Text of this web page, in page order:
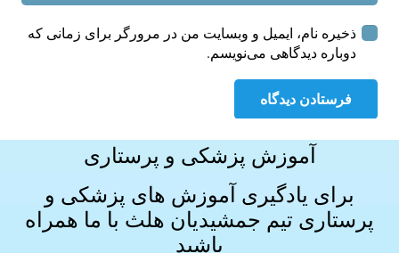
ذخیره نام، ایمیل و وبسایت من در مرورگر برای زمانی که
دوباره دیدگاهی می‌نویسم.
فرستادن دیدگاه
آموزش پزشکی و پرستاری
برای یادگیری آموزش های پزشکی و
پرستاری تیم جمشیدیان هلث با ما همراه
باشید